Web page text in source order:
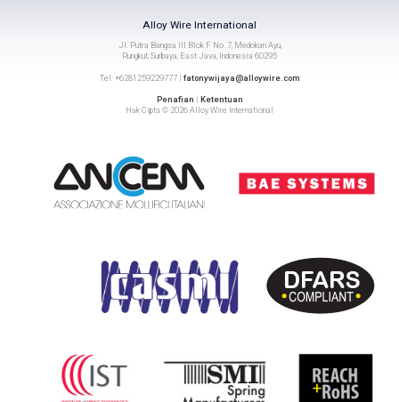
Alloy Wire International
Jl. Putra Bangsa III Blok F No. 7, Medokan Ayu,
Rungkut, Surbaya, East Java, Indonesia 60295
Tel: +6281259229777 | fatonywijaya@alloywire.com
Penafian
Ketentuan
Hak Cipta © 2026 Alloy Wire International